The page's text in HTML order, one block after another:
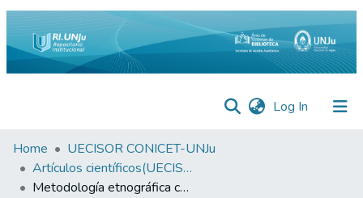
Log In (current)
Inicio
Institucional
Home
UECISOR CONICET-UNJu
Artículos científicos(UECISOR)
Metodología etnográfica conectiva para los estudios de cine-educación en internet